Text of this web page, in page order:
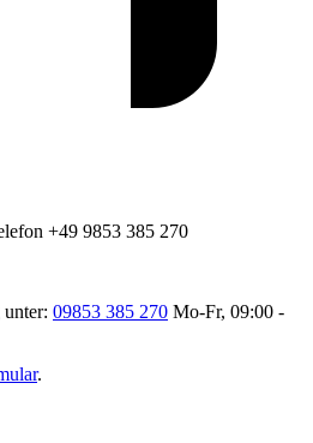
+49 9853 385 270
09853 385 270 Mo-Fr, 09:00 -
.